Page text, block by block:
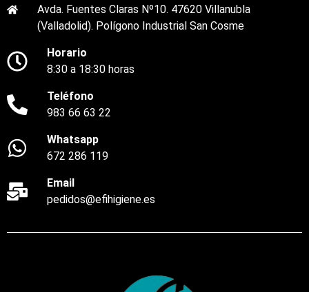
Avda. Fuentes Claras Nº10. 47620 Villanubla
(Valladolid). Polígono Industrial San Cosme
Horario
8:30 a 18:30 horas
Teléfono
983 66 63 22
Whatsapp
672 286 119
Email
pedidos@efihigiene.es